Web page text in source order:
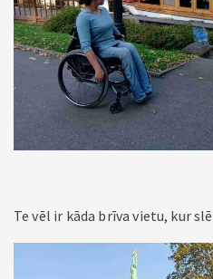
Te vēl ir kāda brīva vietu, kur